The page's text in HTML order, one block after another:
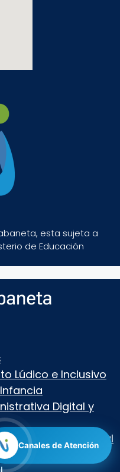
Canales de Atención
esta sujeta a
de Educación
Lúdico e Inclusivo
Digital y
y Judicial
Humano Digital